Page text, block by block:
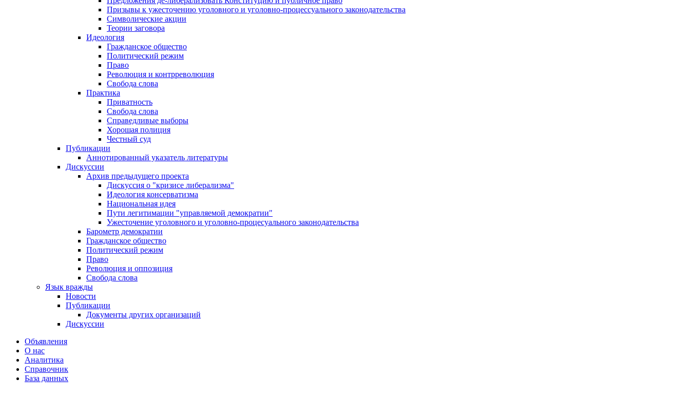
Призывы к ужесточению уголовного и уголовно-процессуального законодательства
Символические акции
Теории заговора
Идеология
Гражданское общество
Политический режим
Право
Революция и контрреволюция
Свобода слова
Практика
Приватность
Свобода слова
Справедливые выборы
Хорошая полиция
Честный суд
Публикации
Аннотированный указатель литературы
Дискуссии
Архив предыдущего проекта
Дискуссия о "кризисе либерализма"
Идеология консерватизма
Национальная идея
Пути легитимации "управляемой демократии"
Ужесточение уголовного и уголовно-процесуального законодательства
Барометр демократии
Гражданское общество
Политический режим
Право
Революция и оппозиция
Свобода слова
Язык вражды
Новости
Публикации
Документы других организаций
Дискуссии
Объявления
О нас
Аналитика
Справочник
База данных